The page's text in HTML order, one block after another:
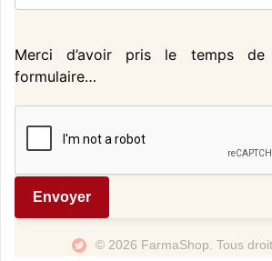
Merci d’avoir pris le temps
formulaire…
Envoyer
© 2026 FarmaShop. Tous